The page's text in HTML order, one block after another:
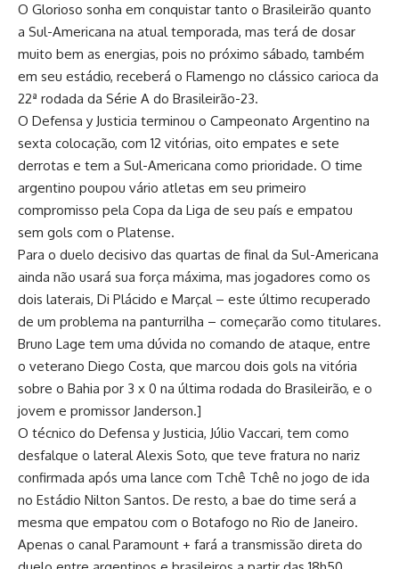
O Glorioso sonha em conquistar tanto o Brasileirão quanto
a Sul-Americana na atual temporada, mas terá de dosar
muito bem as energias, pois no próximo sábado, também
em seu estádio, receberá o Flamengo no clássico carioca da
22ª rodada da Série A do Brasileirão-23.
O Defensa y Justicia terminou o Campeonato Argentino na
sexta colocação, com 12 vitórias, oito empates e sete
derrotas e tem a Sul-Americana como prioridade. O time
argentino poupou vário atletas em seu primeiro
compromisso pela Copa da Liga de seu país e empatou
sem gols com o Platense.
Para o duelo decisivo das quartas de final da Sul-Americana
ainda não usará sua força máxima, mas jogadores como os
dois laterais, Di Plácido e Marçal – este último recuperado
de um problema na panturrilha – começarão como titulares.
Bruno Lage tem uma dúvida no comando de ataque, entre
o veterano Diego Costa, que marcou dois gols na vitória
sobre o Bahia por 3 x 0 na última rodada do Brasileirão, e o
jovem e promissor Janderson.]
O técnico do Defensa y Justicia, Júlio Vaccari, tem como
desfalque o lateral Alexis Soto, que teve fratura no nariz
confirmada após uma lance com Tchê Tchê no jogo de ida
no Estádio Nilton Santos. De resto, a bae do time será a
mesma que empatou com o Botafogo no Rio de Janeiro.
Apenas o canal Paramount + fará a transmissão direta do